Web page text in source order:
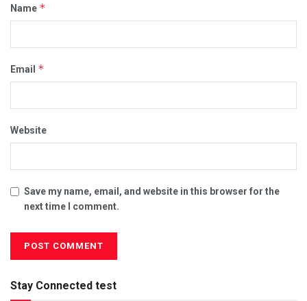
Name *
Email *
Website
Save my name, email, and website in this browser for the
next time I comment.
Stay Connected test